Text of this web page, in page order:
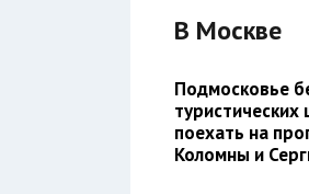
В Москве
Подмосковье
поехать на
Коломны и